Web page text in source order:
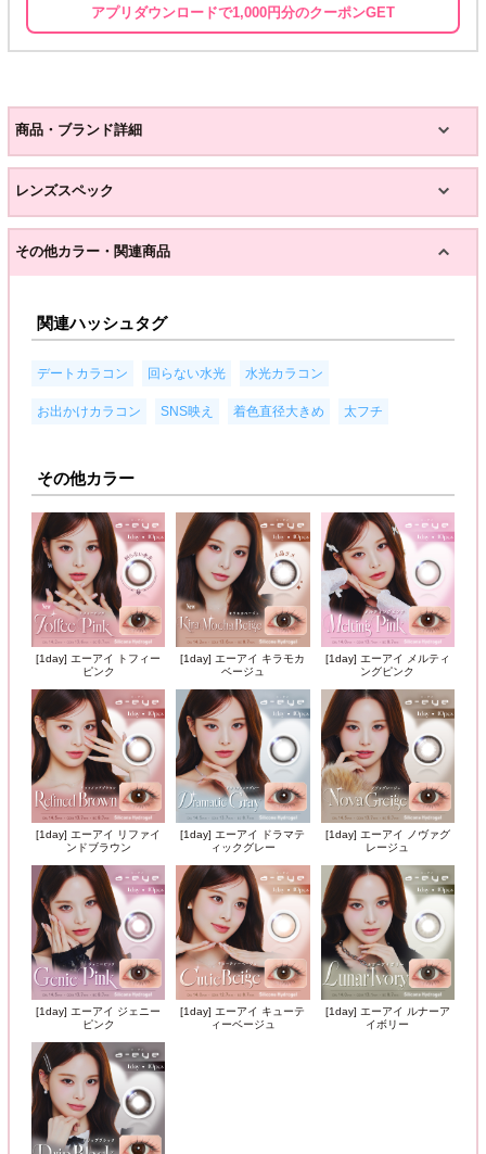
アプリダウンロードで1,000円分のクーポンGET
商品・ブランド詳細
レンズスペック
その他カラー・関連商品
関連ハッシュタグ
デートカラコン 回らない水光 水光カラコン
お出かけカラコン SNS映え 着色直径大きめ 太フチ
その他カラー
[1day] エーアイ トフィー
ピンク
[1day] エーアイ キラモカ
ベージュ
[1day] エーアイ メルティ
ングピンク
[1day] エーアイ リファイ
ンドブラウン
[1day] エーアイ ドラマテ
ィックグレー
[1day] エーアイ ノヴァグ
レージュ
[1day] エーアイ ジェニー
ピンク
[1day] エーアイ キューテ
ィーベージュ
[1day] エーアイ ルナーア
イボリー